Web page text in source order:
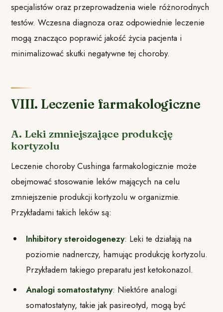
specjalistów oraz przeprowadzenia wiele różnorodnych
testów. Wczesna diagnoza oraz odpowiednie leczenie
mogą znacząco poprawić jakość życia pacjenta i
minimalizować skutki negatywne tej choroby.
VIII. Leczenie farmakologiczne
A. Leki zmniejszające produkcję
kortyzolu
Leczenie choroby Cushinga farmakologicznie może
obejmować stosowanie leków mających na celu
zmniejszenie produkcji kortyzolu w organizmie.
Przykładami takich leków są:
Inhibitory steroidogenezy: Leki te działają na
poziomie nadnerczy, hamując produkcję kortyzolu.
Przykładem takiego preparatu jest ketokonazol.
Analogi somatostatyny: Niektóre analogi
somatostatyny, takie jak pasireotyd, mogą być